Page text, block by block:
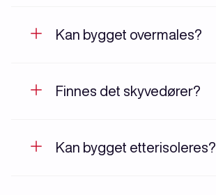
Kan bygget overmales?
Finnes det skyvedører?
Kan bygget etterisoleres?